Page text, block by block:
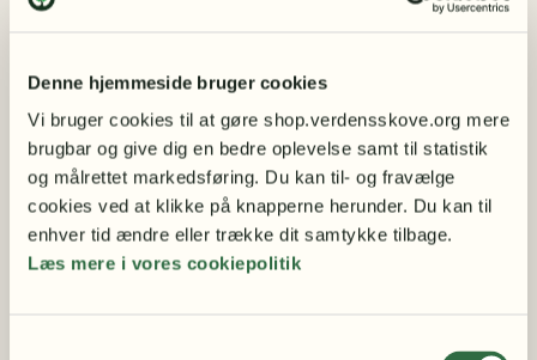
Denne hjemmeside bruger cookies
Vi bruger cookies til at gøre shop.verdensskove.org mere
brugbar og give dig en bedre oplevelse samt til statistik
og målrettet markedsføring. Du kan til- og fravælge
cookies ved at klikke på knapperne herunder. Du kan til
enhver tid ændre eller trække dit samtykke tilbage.
Læs mere i vores cookiepolitik
julekuglen lavet som glaspuster-kunst i høj kvalitet,
da glas er et godt og holdbart materiale, hvis man
passer på det.
Pernille Bülow har derfor på vores bestilling lavet et
lille parti glaskugler med motiv af jordkloden
dekoreret på glasset. De er håndlavede og derfor